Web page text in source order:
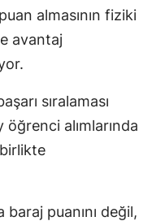
almasının fiziki
avantaj
sıralaması
öğrenci alımlarında
baraj puanını değil,